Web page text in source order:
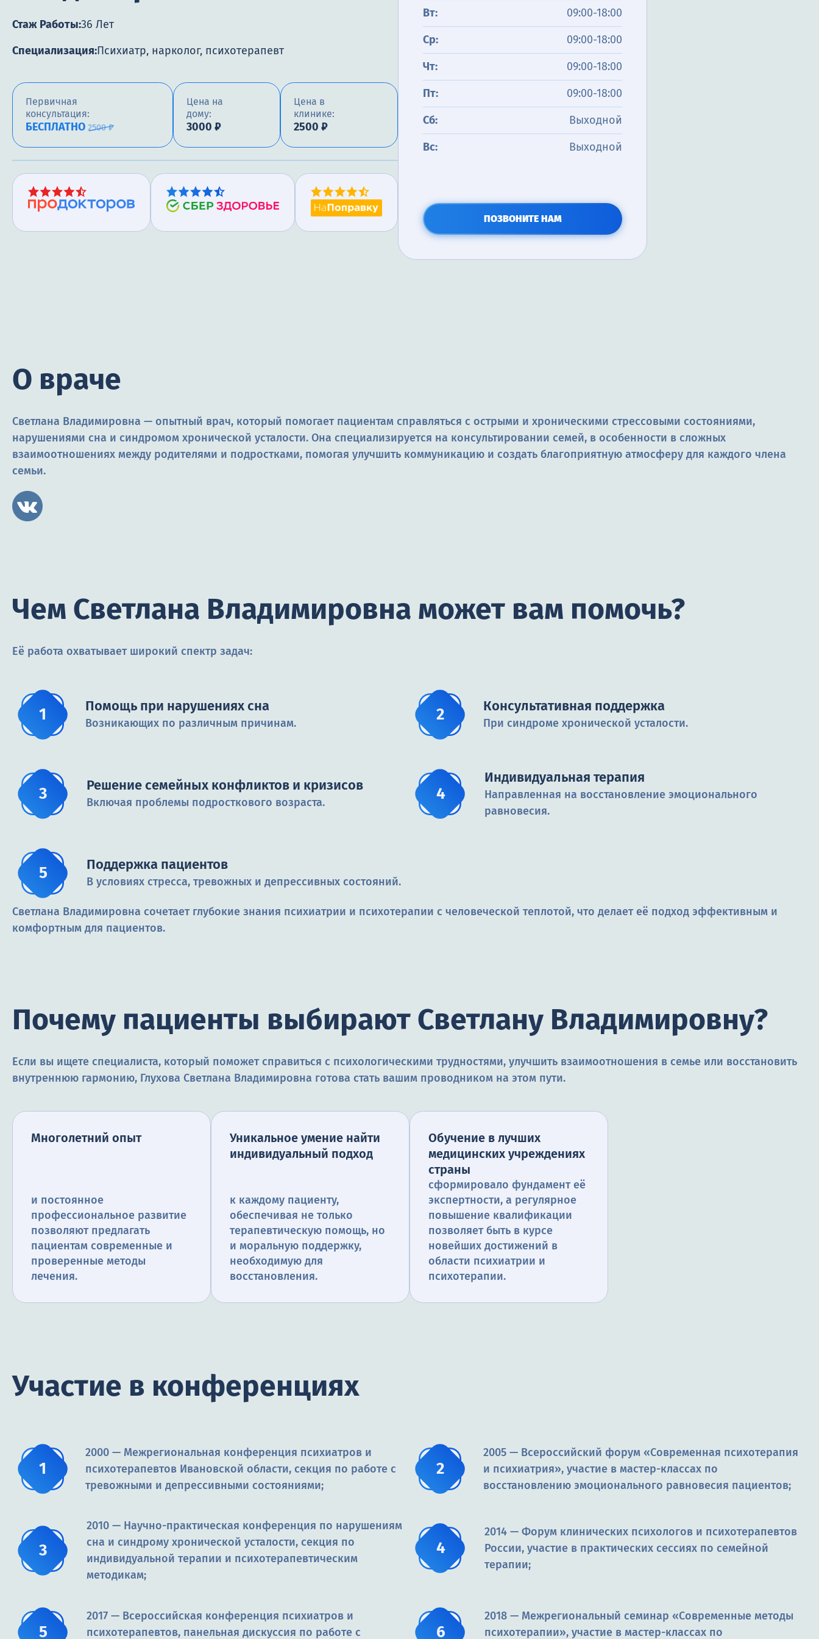
Стаж Работы:36 Лет
Специализация:Психиатр, нарколог, психотерапевт
Первичная
консультация:
БЕСПЛАТНО 2500 ₽
Цена на
дому:
3000 ₽
Цена в
клинике:
2500 ₽
Вт:
09:00-18:00
Ср:
09:00-18:00
Чт:
09:00-18:00
Пт:
09:00-18:00
Сб:
Выходной
Вс:
Выходной
ПОЗВОНИТЕ НАМ
О враче
Светлана Владимировна — опытный врач, который помогает пациентам справляться с острыми и хроническими стрессовыми состояниями,
нарушениями сна и синдромом хронической усталости. Она специализируется на консультировании семей, в особенности в сложных
взаимоотношениях между родителями и подростками, помогая улучшить коммуникацию и создать благоприятную атмосферу для каждого члена
семьи.
Чем Светлана Владимировна может вам помочь?
Её работа охватывает широкий спектр задач:
Помощь при нарушениях сна
Возникающих по различным причинам.
Консультативная поддержка
При синдроме хронической усталости.
Решение семейных конфликтов и кризисов
Включая проблемы подросткового возраста.
Индивидуальная терапия
Направленная на восстановление эмоционального
равновесия.
Поддержка пациентов
В условиях стресса, тревожных и депрессивных состояний.
Светлана Владимировна сочетает глубокие знания психиатрии и психотерапии с человеческой теплотой, что делает её подход эффективным и
комфортным для пациентов.
Почему пациенты выбирают Светлану Владимировну?
Если вы ищете специалиста, который поможет справиться с психологическими трудностями, улучшить взаимоотношения в семье или восстановить
внутреннюю гармонию, Глухова Светлана Владимировна готова стать вашим проводником на этом пути.
Многолетний опыт
и постоянное
профессиональное развитие
позволяют предлагать
пациентам современные и
проверенные методы
лечения.
Уникальное умение найти
индивидуальный подход
к каждому пациенту,
обеспечивая не только
терапевтическую помощь, но
и моральную поддержку,
необходимую для
восстановления.
Обучение в лучших
медицинских учреждениях
страны
сформировало фундамент её
экспертности, а регулярное
повышение квалификации
позволяет быть в курсе
новейших достижений в
области психиатрии и
психотерапии.
Участие в конференциях
2000 — Межрегиональная конференция психиатров и
психотерапевтов Ивановской области, секция по работе с
тревожными и депрессивными состояниями;
2005 — Всероссийский форум «Современная психотерапия
и психиатрия», участие в мастер-классах по
восстановлению эмоционального равновесия пациентов;
2010 — Научно-практическая конференция по нарушениям
сна и синдрому хронической усталости, секция по
индивидуальной терапии и психотерапевтическим
методикам;
2014 — Форум клинических психологов и психотерапевтов
России, участие в практических сессиях по семейной
терапии;
2017 — Всероссийская конференция психиатров и
психотерапевтов, панельная дискуссия по работе с
2018 — Межрегиональный семинар «Современные методы
психотерапии», участие в мастер-классах по